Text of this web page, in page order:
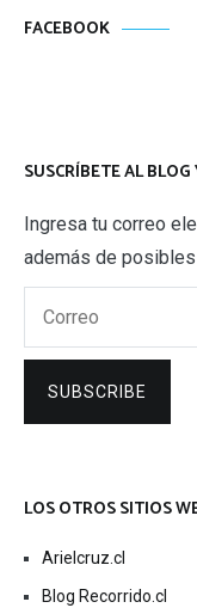
FACEBOOK
SUSCRÍBETE AL
Ingresa tu correo
además de
SUBSCRIBE
LOS OTROS SITIOS
Arielcruz.cl
Blog Recorrido.cl